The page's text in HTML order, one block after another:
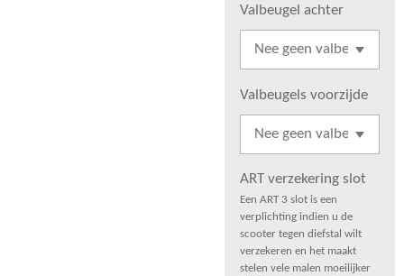
Valbeugel achter
Valbeugels voorzijde
ART verzekering slot
Een ART 3 slot is een
verplichting indien u de
scooter tegen diefstal wilt
verzekeren en het maakt
stelen vele malen moeilijker